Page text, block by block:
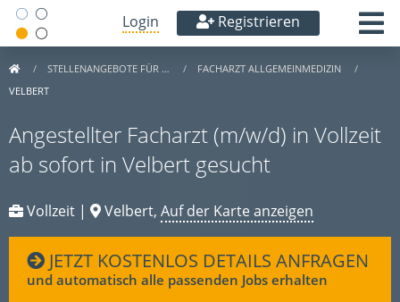
Login Registrieren
STELLENANGEBOTE FÜR …
FACHARZT ALLGEMEINMEDIZIN
VELBERT
Angestellter Facharzt (m/w/d) in Vollzeit
ab sofort in Velbert gesucht
Vollzeit | Velbert, Auf der Karte anzeigen
JETZT KOSTENLOS DETAILS ANFRAGEN
und automatisch alle passenden Jobs erhalten